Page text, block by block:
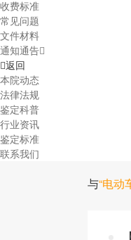
收费标准
常见问题
文件材料
通知通告
返回
本院动态
法律法规
鉴定科普
行业资讯
鉴定标准
联系我们
与“电动